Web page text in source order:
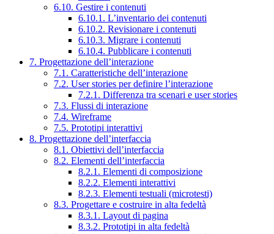
6.10. Gestire i contenuti
6.10.1. L’inventario dei contenuti
6.10.2. Revisionare i contenuti
6.10.3. Migrare i contenuti
6.10.4. Pubblicare i contenuti
7. Progettazione dell’interazione
7.1. Caratteristiche dell’interazione
7.2. User stories per definire l’interazione
7.2.1. Differenza tra scenari e user stories
7.3. Flussi di interazione
7.4. Wireframe
7.5. Prototipi interattivi
8. Progettazione dell’interfaccia
8.1. Obiettivi dell’interfaccia
8.2. Elementi dell’interfaccia
8.2.1. Elementi di composizione
8.2.2. Elementi interattivi
8.2.3. Elementi testuali (microtesti)
8.3. Progettare e costruire in alta fedeltà
8.3.1. Layout di pagina
8.3.2. Prototipi in alta fedeltà